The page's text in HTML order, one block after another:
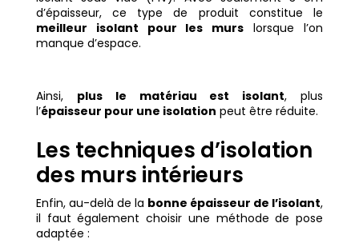
d’épaisseur, ce type de produit constitue le
meilleur isolant pour les murs lorsque l’on
manque d’espace.
Ainsi, plus le matériau est isolant, plus
l’épaisseur pour une isolation peut être réduite.
Les techniques d’isolation
des murs intérieurs
Enfin, au-delà de la bonne épaisseur de l’isolant,
il faut également choisir une méthode de pose
adaptée :